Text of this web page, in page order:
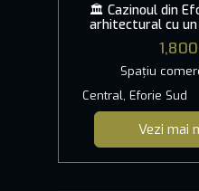
🏛️ Cazinoul din
arhitectural cu
Spațiu
Central, Eforie Sud
Vezi mai